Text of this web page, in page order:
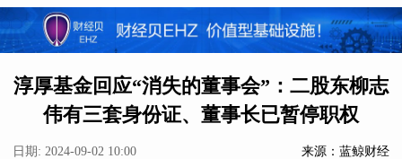
淳厚基金回应“消失的董事会”：二股东柳志
伟有三套身份证、董事长已暂停职权
日期: 2024-09-02 10:00 来源：蓝鲸财经